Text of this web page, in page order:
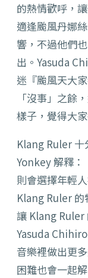
的熱情歡呼，
適逢颱風丹娜
響，不過他們
出。Yasuda
迷『颱風天大
「沒事」之餘
樣子，覺得大家
Klang Ruler 十
Yonkey 解釋：
則會選擇年輕
Klang Ruler 的
讓 Klang Ruler
Yasuda
音樂裡做出更
困難也會一起